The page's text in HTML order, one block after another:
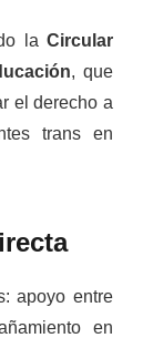
la Circular
, que
el derecho a
trans en
apoyo entre
en